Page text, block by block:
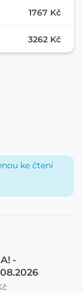
1767 Kč
3262 Kč
ke čtení
-